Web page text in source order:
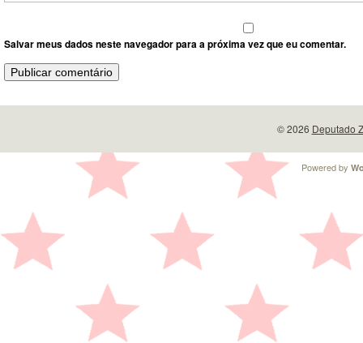
Salvar meus dados neste navegador para a próxima vez que eu comentar.
© 2026 Deputado
Powered by